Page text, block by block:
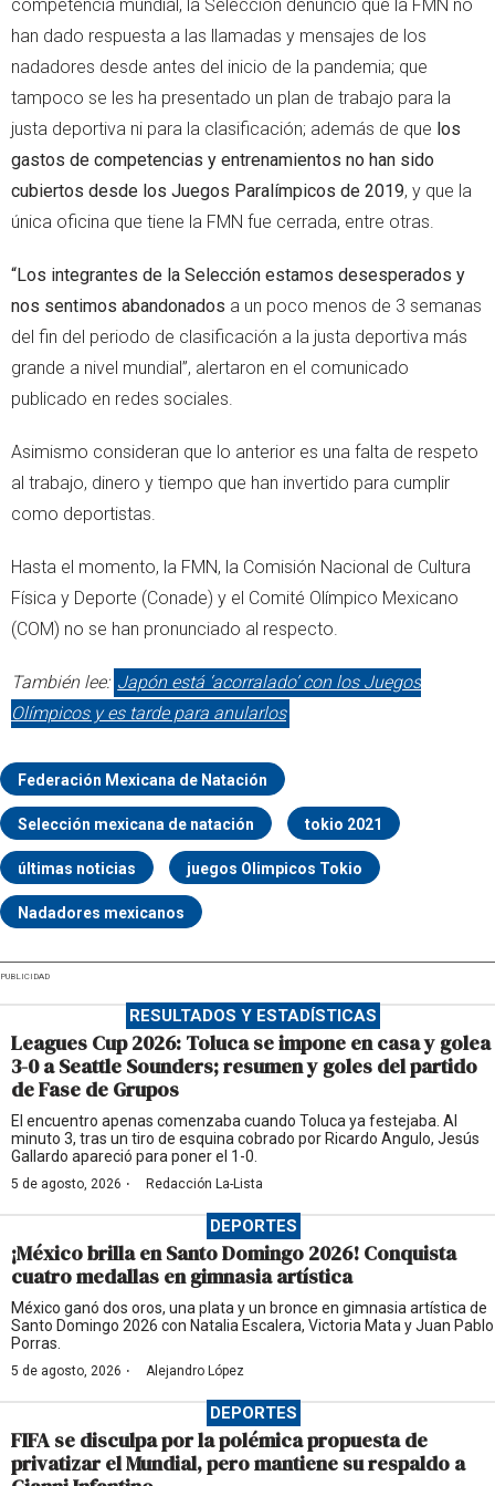
competencia mundial, la Selección denunció que la FMN no
han dado respuesta a las llamadas y mensajes de los
nadadores desde antes del inicio de la pandemia; que
tampoco se les ha presentado un plan de trabajo para la
justa deportiva ni para la clasificación; además de que los
gastos de competencias y entrenamientos no han sido
cubiertos desde los Juegos Paralímpicos de 2019, y que la
única oficina que tiene la FMN fue cerrada, entre otras.
“Los integrantes de la Selección estamos desesperados y
nos sentimos abandonados a un poco menos de 3 semanas
del fin del periodo de clasificación a la justa deportiva más
grande a nivel mundial”, alertaron en el comunicado
publicado en redes sociales.
Asimismo consideran que lo anterior es una falta de respeto
al trabajo, dinero y tiempo que han invertido para cumplir
como deportistas.
Hasta el momento, la FMN, la Comisión Nacional de Cultura
Física y Deporte (Conade) y el Comité Olímpico Mexicano
(COM) no se han pronunciado al respecto.
También lee: Japón está ‘acorralado’ con los Juegos
Olímpicos y es tarde para anularlos
Federación Mexicana de Natación
Selección mexicana de natación tokio 2021
últimas noticias juegos Olimpicos Tokio
Nadadores mexicanos
PUBLICIDAD
RESULTADOS Y ESTADÍSTICAS
Leagues Cup 2026: Toluca se impone en casa y golea
3-0 a Seattle Sounders; resumen y goles del partido
de Fase de Grupos
El encuentro apenas comenzaba cuando Toluca ya festejaba. Al
minuto 3, tras un tiro de esquina cobrado por Ricardo Angulo, Jesús
Gallardo apareció para poner el 1-0.
5 de agosto, 2026 · Redacción La-Lista
DEPORTES
¡México brilla en Santo Domingo 2026! Conquista
cuatro medallas en gimnasia artística
México ganó dos oros, una plata y un bronce en gimnasia artística de
Santo Domingo 2026 con Natalia Escalera, Victoria Mata y Juan Pablo
Porras.
5 de agosto, 2026 · Alejandro López
DEPORTES
FIFA se disculpa por la polémica propuesta de
privatizar el Mundial, pero mantiene su respaldo a